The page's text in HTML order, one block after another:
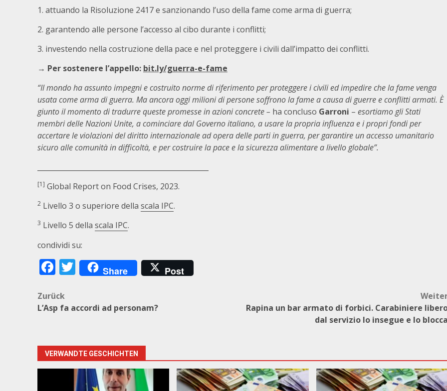
1. attuando la Risoluzione 2417 e sanzionando l’uso della fame come arma di guerra;
2. garantendo alle persone l’accesso al cibo durante i conflitti;
3. investendo nella costruzione della pace e nel proteggere i civili dall’impatto dei conflitti.
→ Per sostenere l’appello: bit.ly/guerra-e-fame
“Il mondo ha assunto impegni e costruito norme di riferimento per proteggere i civili ed impedire che la fame venga
usata come arma di guerra. Ma ancora oggi milioni di persone soffrono la fame a causa di guerre e conflitti armati. È
giunto il momento di tradurre queste promesse in azioni concrete – ha concluso Garroni – esortiamo gli Stati
membri delle Nazioni Unite, a cominciare dal Governo italiano, a usare la propria influenza e i propri fondi per
accertare le violazioni del diritto internazionale ad opera delle parti in guerra, per garantire un accesso umanitario
sicuro alle comunità in difficoltà, e per costruire la pace e la sicurezza alimentare a livello globale”.
[1] Global Report on Food Crises, 2023.
2 Livello 3 o superiore della scala IPC.
3 Livello 5 della scala IPC.
condividi su:
Facebook
Twitter
Share Post
Beitragsnavigation
Zurück
L’Asp fa accordi ad personam?
Rapina un bar armato di forbici. Carabiniere
dal servizio lo insegue e lo blocca
VERWANDTE GESCHICHTEN